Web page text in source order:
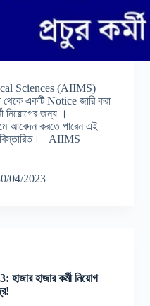
Sciences (AIIMS)
একটি Notice জারি করা
নিয়োগের জন্য ।
আবেদন করতে পারেন এই
AIIMS
04/2023
হাজার কর্মী নিয়োগ